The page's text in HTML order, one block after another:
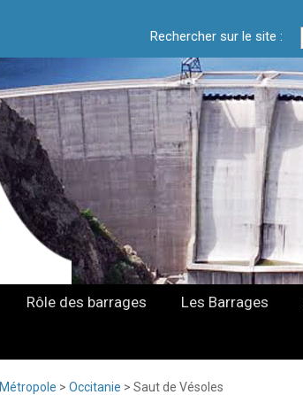
Rechercher sur le site :
Rôle des barrages Les Barrages
Métropole > Occitanie > Saut de Vésoles